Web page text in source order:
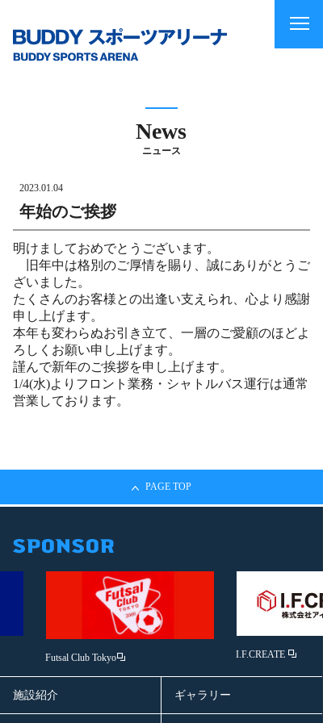
News
ニュース
2023.01.04
年始のご挨拶
明けましておめでとうございます。
旧年中は格別のご厚情を賜り、誠にありがとうご
ざいました。
たくさんのお客様との出逢い支えられ、心より感謝
申し上げます。
本年も変わらぬお引き立て、一層のご愛顧のほどよ
ろしくお願い申し上げます。
謹んで新年のご挨拶を申し上げます。
1/4(水)よりフロント業務・シャトルバス運行は通常
営業しております。
PAGE TOP
Futsal Club Tokyo I.F.CREATE
施設紹介 ギャラリー